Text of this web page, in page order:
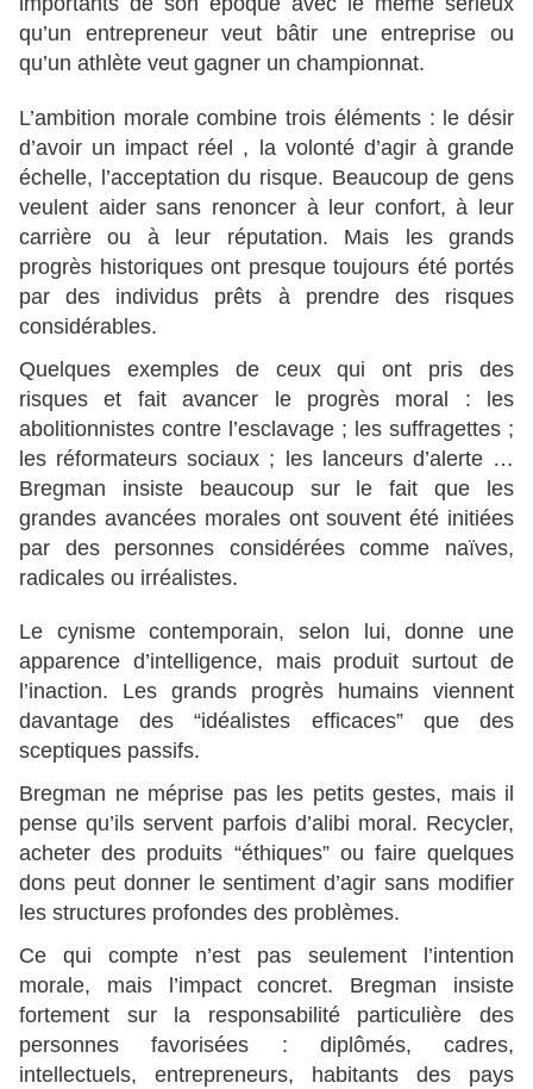
qu’un entrepreneur veut bâtir une entreprise ou
qu’un athlète veut gagner un championnat.
L’ambition morale combine trois éléments : le désir
d’avoir un impact réel , la volonté d’agir à grande
échelle, l’acceptation du risque. Beaucoup de gens
veulent aider sans renoncer à leur confort, à leur
carrière ou à leur réputation. Mais les grands
progrès historiques ont presque toujours été portés
par des individus prêts à prendre des risques
considérables.
Quelques exemples de ceux qui ont pris des
risques et fait avancer le progrès moral : les
abolitionnistes contre l’esclavage ; les suffragettes ;
les réformateurs sociaux ; les lanceurs d’alerte …
Bregman insiste beaucoup sur le fait que les
grandes avancées morales ont souvent été initiées
par des personnes considérées comme naïves,
radicales ou irréalistes.
Le cynisme contemporain, selon lui, donne une
apparence d’intelligence, mais produit surtout de
l’inaction. Les grands progrès humains viennent
davantage des “idéalistes efficaces” que des
sceptiques passifs.
Bregman ne méprise pas les petits gestes, mais il
pense qu’ils servent parfois d’alibi moral. Recycler,
acheter des produits “éthiques” ou faire quelques
dons peut donner le sentiment d’agir sans modifier
les structures profondes des problèmes.
Ce qui compte n’est pas seulement l’intention
morale, mais l’impact concret. Bregman insiste
fortement sur la responsabilité particulière des
personnes favorisées : diplômés, cadres,
intellectuels, entrepreneurs, habitants des pays